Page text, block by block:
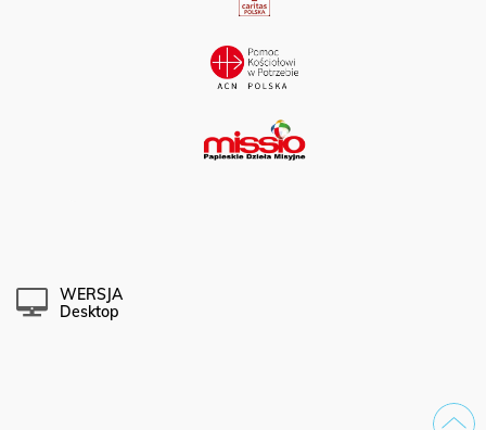
WERSJA
Desktop